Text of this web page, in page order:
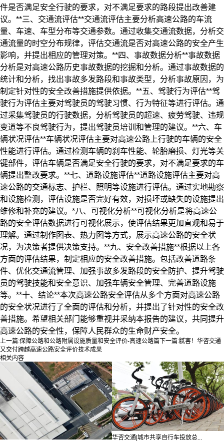
件是否满足安全行驶的要求，对不满足要求的路段提出改善建
议。**三、交通流评估**交通流评估主要分析高速公路的车流
量、车速、车型分布等交通参数。通过收集交通流数据，分析交
通流量的时空分布规律，评估交通流是否对高速公路的安全产生
影响，并提出相应的管理对策。**四、事故数据分析**事故数据
分析是对高速公路历史事故数据的挖掘和分析。通过事故数据的
统计和分析，找出事故多发路段和事故类型，分析事故原因，为
制定针对性的安全改善措施提供依据。**五、驾驶行为评估**驾
驶行为评估主要对驾驶员的驾驶习惯、行为特征等进行评估。通
过采集驾驶员的行驶数据，分析驾驶员的超速、疲劳驾驶、违规
变道等不良驾驶行为，提出驾驶员培训和管理的建议。**六、车
辆状况评估**车辆状况评估主要对高速公路上行驶的车辆的安全
性能进行评估。通过检测车辆的刹车性能、轮胎磨损、灯光等关
键部件，评估车辆是否满足安全行驶的要求，对不满足要求的车
辆提出整改要求。**七、道路设施评估**道路设施评估主要对高
速公路的交通标志、护栏、照明等设施进行评估。通过实地勘察
和设施检测，评估设施是否完好有效，对损坏或缺失的设施提出
维修和补充的建议。*八、可视化分析**可视化分析是将高速公
路的安全评估数据进行可视化展示，使评估结果更加直观和易于
理解。通过制作图表、热力图等方式，展示高速公路的安全状
况，为决策者提供决策支持。**九、安全改善措施**根据以上各
方面的评估结果，制定相应的安全改善措施。包括改善道路条
件、优化交通流管理、加强事故多发路段的安全防护、提升驾驶
员的驾驶技能和安全意识、加强车辆安全管理、完善道路设施
等。**十、结论**本次高速公路安全评估从多个方面对高速公路
的安全状况进行了全面的评估和分析，并提出了针对性的安全改
善措施。希望相关部门能够重视并采纳本报告的建议，共同提升
高速公路的安全性，保障人民群众的生命财产安全。
上一篇:保障公路和公路附属设施质量和安全评价-高速公路篇下一篇:腻害！华咨交通
又交付跨越高速公路安全评价技术成果
相关内容
华咨交通|城市共享自行车投放总...